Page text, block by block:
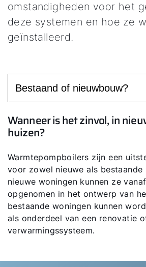
omstandigheden voor het
deze systemen en hoe ze
geïnstalleerd.
Wanneer is het zinvol, in
huizen?
Warmtepompboilers zijn een
voor zowel nieuwe als bestaande
nieuwe woningen kunnen ze
opgenomen in het ontwerp van
bestaande woningen kunnen
als onderdeel van een renovatie
verwarmingssysteem.